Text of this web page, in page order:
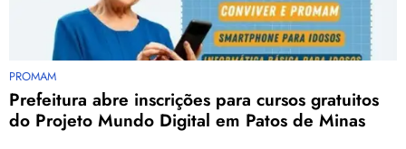
PROMAM
Prefeitura abre inscrições para cursos gratuitos
do Projeto Mundo Digital em Patos de Minas